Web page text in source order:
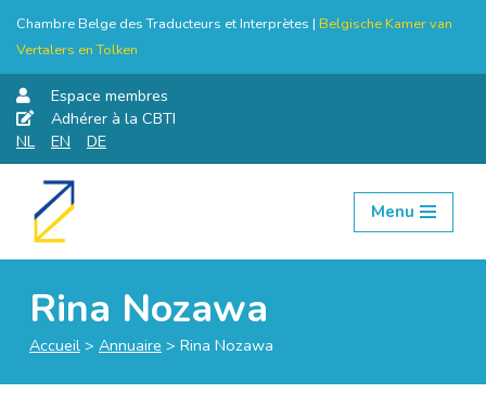
Chambre Belge des Traducteurs et Interprètes | Belgische Kamer van
Vertalers en Tolken
Espace membres
Adhérer à la CBTI
NL
EN DE
Aller
Menu
Rina Nozawa
Accueil > Annuaire > Rina Nozawa